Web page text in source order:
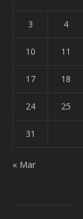
3 4
10 11
17 18
24 25
31
« Mar